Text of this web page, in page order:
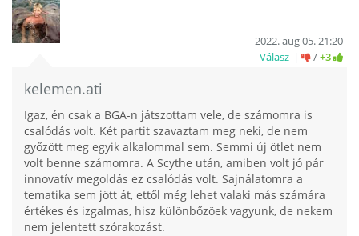
kelemen.ati
2022. aug 05. 21:20
Válasz
/+3
Igaz, én csak a BGA-n játszottam vele, de számomra is
csalódás volt. Két partit szavaztam meg neki, de nem
győzött meg egyik alkalommal sem. Semmi új ötlet nem
volt benne számomra. A Scythe után, amiben volt jó pár
innovatív megoldás ez csalódás volt. Sajnálatomra a
tematika sem jött át, ettől még lehet valaki más számára
értékes és izgalmas, hisz különbőzöek vagyunk, de nekem
nem jelentett szórakozást.